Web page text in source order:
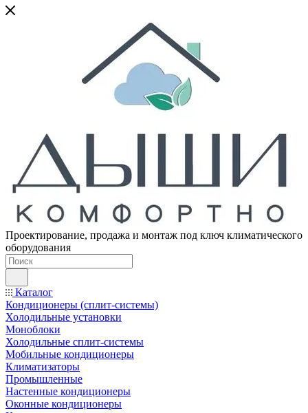
Проектирование, продажа и монтаж под ключ климатического
оборудования
Каталог
Кондиционеры (сплит-системы)
Холодильные установки
Моноблоки
Холодильные сплит-системы
Мобильные кондиционеры
Климатизаторы
Промышленные
Настенные кондиционеры
Оконные кондиционеры